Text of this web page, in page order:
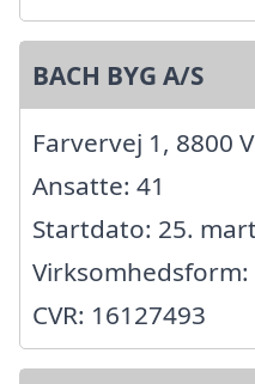
BACH BYG A/S
Farvervej 1, 8800
Ansatte: 41
Startdato: 25.
Virksomhedsform:
CVR: 16127493